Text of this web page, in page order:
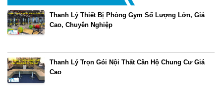
Thanh Lý Thiết Bị Phòng Gym Số Lượng Lớn, Giá
Cao, Chuyên Nghiệp
Thanh Lý Trọn Gói Nội Thất Căn Hộ Chung Cư Giá
Cao